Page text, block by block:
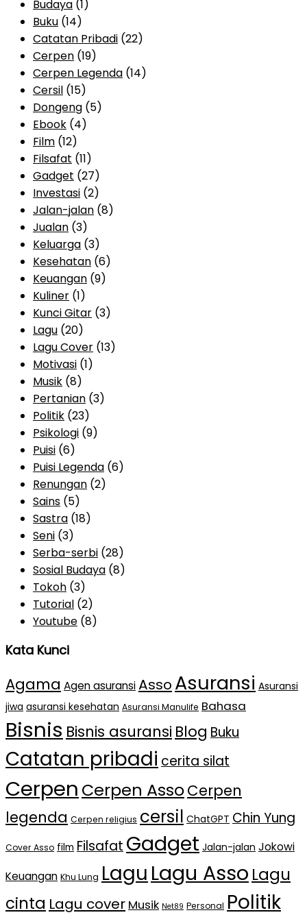
Budaya (1)
Buku (14)
Catatan Pribadi (22)
Cerpen (19)
Cerpen Legenda (14)
Cersil (15)
Dongeng (5)
Ebook (4)
Film (12)
Filsafat (11)
Gadget (27)
Investasi (2)
Jalan-jalan (8)
Jualan (3)
Keluarga (3)
Kesehatan (6)
Keuangan (9)
Kuliner (1)
Kunci Gitar (3)
Lagu (20)
Lagu Cover (13)
Motivasi (1)
Musik (8)
Pertanian (3)
Politik (23)
Psikologi (9)
Puisi (6)
Puisi Legenda (6)
Renungan (2)
Sains (5)
Sastra (18)
Seni (3)
Serba-serbi (28)
Sosial Budaya (8)
Tokoh (3)
Tutorial (2)
Youtube (8)
Kata Kunci
Agama Agen asuransiAsso Asuransi Asuransi
jiwa asuransi kesehatan Asuransi Manulife Bahasa
Bisnis Bisnis asuransi Blog Buku
Catatan pribadi cerita silat
Cerpen Cerpen AssoCerpen
legenda Cerpen religius cersil ChatGPT Chin Yung
Cover Asso film Filsafat Gadget Jalan-jalan Jokowi
Keuangan Khu Lung Lagu Lagu Asso Lagu
cinta Lagu cover Musik Net89 Personal Politik